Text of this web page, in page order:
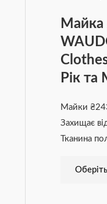
Майка
Рік та
Майки ₴
Захищає
Тканина